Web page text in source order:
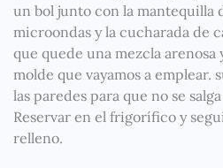
un bol junto con la mantequilla
microondas y la cucharada de
que quede una mezcla
molde que vayamos a emplear.
las paredes para que no se
Reservar en el frigorífico y
relleno.